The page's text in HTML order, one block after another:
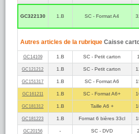
GC322130 1.B SC - Format A4
Autres articles de la rubrique Caisse
GC14109 1.B SC - Petit carton
GC121212 1.B SC - Petit carton
GC151317 1.B SC - Format A6
GC161211 1.B SC - Format A6+
GC181312 1.B Taille A6 +
GC181223 1.B Format 6 bières 33cl
GC20156 - SC - DVD